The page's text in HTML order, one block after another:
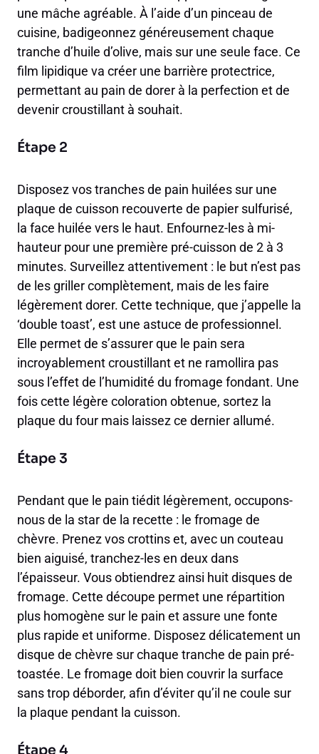
une mâche agréable. À l’aide d’un pinceau de
cuisine, badigeonnez généreusement chaque
tranche d’huile d’olive, mais sur une seule face. Ce
film lipidique va créer une barrière protectrice,
permettant au pain de dorer à la perfection et de
devenir croustillant à souhait.
Étape 2
Disposez vos tranches de pain huilées sur une
plaque de cuisson recouverte de papier sulfurisé,
la face huilée vers le haut. Enfournez-les à mi-
hauteur pour une première pré-cuisson de 2 à 3
minutes. Surveillez attentivement : le but n’est pas
de les griller complètement, mais de les faire
légèrement dorer. Cette technique, que j’appelle la
‘double toast’, est une astuce de professionnel.
Elle permet de s’assurer que le pain sera
incroyablement croustillant et ne ramollira pas
sous l’effet de l’humidité du fromage fondant. Une
fois cette légère coloration obtenue, sortez la
plaque du four mais laissez ce dernier allumé.
Étape 3
Pendant que le pain tiédit légèrement, occupons-
nous de la star de la recette : le fromage de
chèvre. Prenez vos crottins et, avec un couteau
bien aiguisé, tranchez-les en deux dans
l’épaisseur. Vous obtiendrez ainsi huit disques de
fromage. Cette découpe permet une répartition
plus homogène sur le pain et assure une fonte
plus rapide et uniforme. Disposez délicatement un
disque de chèvre sur chaque tranche de pain pré-
toastée. Le fromage doit bien couvrir la surface
sans trop déborder, afin d’éviter qu’il ne coule sur
la plaque pendant la cuisson.